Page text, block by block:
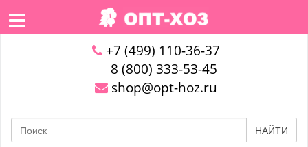
+7 (499) 110-36-37
8 (800) 333-53-45
shop@opt-hoz.ru
НАЙТИ